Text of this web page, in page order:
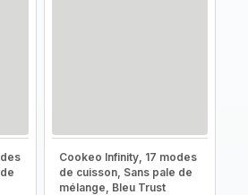
Cookeo Infinity, 17 modes
de cuisson, Sans pale de
mélange, Bleu Trust